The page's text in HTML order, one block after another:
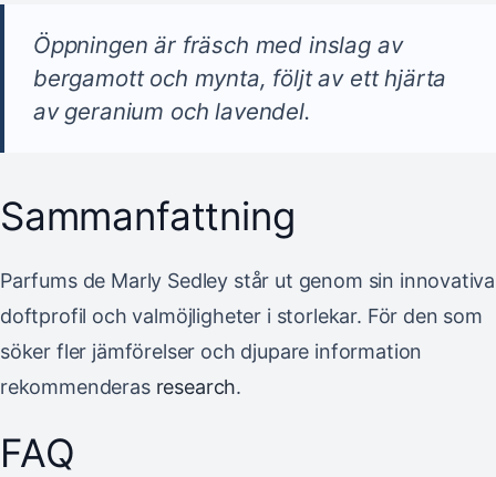
Öppningen är fräsch med inslag av
bergamott och mynta, följt av ett hjärta
av geranium och lavendel.
Sammanfattning
Parfums de Marly Sedley står ut genom sin innovativa
doftprofil och valmöjligheter i storlekar. För den som
söker fler jämförelser och djupare information
rekommenderas research.
FAQ